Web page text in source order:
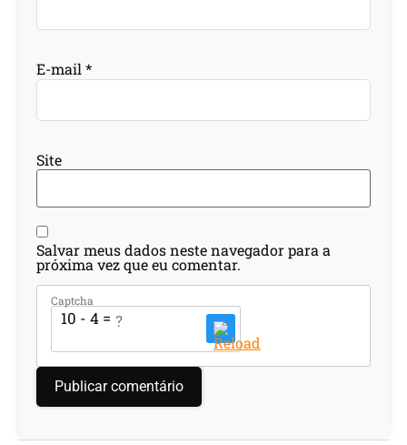
E-mail*
Site
Salvar meus dados neste navegador para a
próxima vez que eu comentar.
Captcha
10 - 4 = ?